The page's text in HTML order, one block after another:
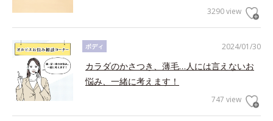
3290 view
2024/01/30
ボディ
カラダのかさつき、薄毛…人には言えないお
悩み、一緒に考えます！
747 view